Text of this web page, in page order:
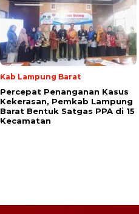
Kab Lampung Barat
Percepat Penanganan Kasus
Kekerasan, Pemkab Lampung
Barat Bentuk Satgas PPA di 15
Kecamatan